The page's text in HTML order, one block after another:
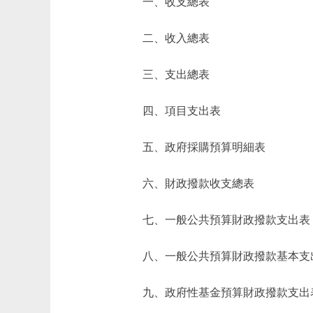
二、收入總表
三、支出總表
四、項目支出表
五、政府採購預算明細表
六、財政撥款收支總表
七、一般公共預算財政撥款支出表
八、一般公共預算財政撥款基本支
九、政府性基金預算財政撥款支出